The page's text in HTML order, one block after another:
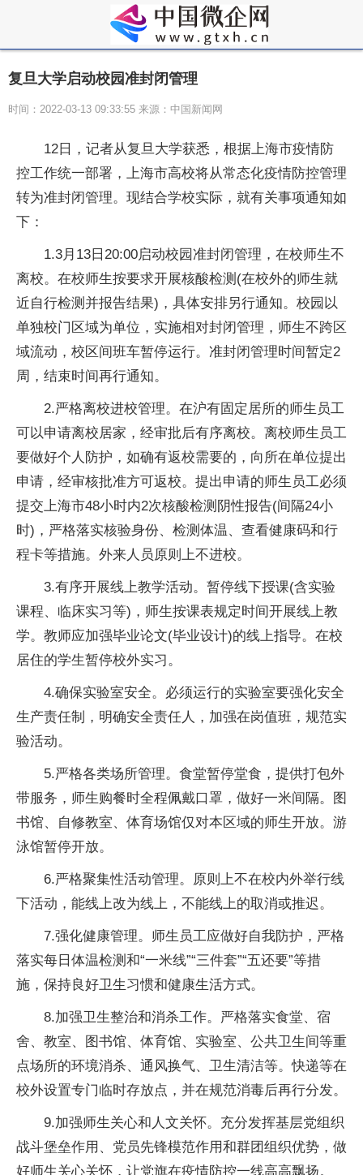
复旦大学启动校园准封闭管理
时间：2022-03-13 09:33:55 来源：中国新闻网
12日，记者从复旦大学获悉，根据上海市疫情防
控工作统一部署，上海市高校将从常态化疫情防控管理
转为准封闭管理。现结合学校实际，就有关事项通知如
下：
1.3月13日20:00启动校园准封闭管理，在校师生不
离校。在校师生按要求开展核酸检测(在校外的师生就
近自行检测并报告结果)，具体安排另行通知。校园以
单独校门区域为单位，实施相对封闭管理，师生不跨区
域流动，校区间班车暂停运行。准封闭管理时间暂定2
周，结束时间再行通知。
2.严格离校进校管理。在沪有固定居所的师生员工
可以申请离校居家，经审批后有序离校。离校师生员工
要做好个人防护，如确有返校需要的，向所在单位提出
申请，经审核批准方可返校。提出申请的师生员工必须
提交上海市48小时内2次核酸检测阴性报告(间隔24小
时)，严格落实核验身份、检测体温、查看健康码和行
程卡等措施。外来人员原则上不进校。
3.有序开展线上教学活动。暂停线下授课(含实验
课程、临床实习等)，师生按课表规定时间开展线上教
学。教师应加强毕业论文(毕业设计)的线上指导。在校
居住的学生暂停校外实习。
4.确保实验室安全。必须运行的实验室要强化安全
生产责任制，明确安全责任人，加强在岗值班，规范实
验活动。
5.严格各类场所管理。食堂暂停堂食，提供打包外
带服务，师生购餐时全程佩戴口罩，做好一米间隔。图
书馆、自修教室、体育场馆仅对本区域的师生开放。游
泳馆暂停开放。
6.严格聚集性活动管理。原则上不在校内外举行线
下活动，能线上改为线上，不能线上的取消或推迟。
7.强化健康管理。师生员工应做好自我防护，严格
落实每日体温检测和“一米线”“三件套”“五还要”等措
施，保持良好卫生习惯和健康生活方式。
8.加强卫生整治和消杀工作。严格落实食堂、宿
舍、教室、图书馆、体育馆、实验室、公共卫生间等重
点场所的环境消杀、通风换气、卫生清洁等。快递等在
校外设置专门临时存放点，并在规范消毒后再行分发。
9.加强师生关心和人文关怀。充分发挥基层党组织
战斗堡垒作用、党员先锋模范作用和群团组织优势，做
好师生关心关怀，让党旗在疫情防控一线高高飘扬。